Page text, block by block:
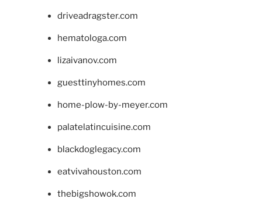
driveadragster.com
hematologa.com
lizaivanov.com
guesttinyhomes.com
home-plow-by-meyer.com
palatelatincuisine.com
blackdoglegacy.com
eatvivahouston.com
thebigshowok.com